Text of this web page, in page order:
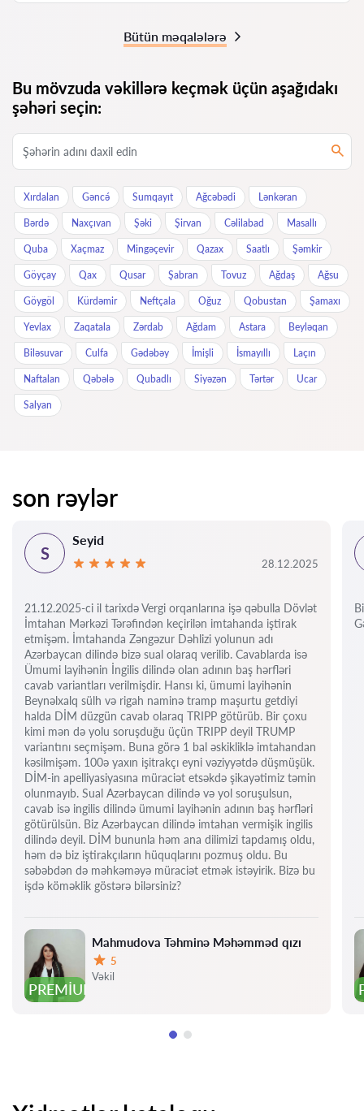
Bütün məqalələrə
Bu mövzuda vəkillərə keçmək üçün aşağıdakı
şəhəri seçin:
Xırdalan Gəncə́ Sumqayıt Ağcəbədi Lənkəran
Bərdə Naxçıvan Şəki Şirvan Cəlilabad Masallı
Quba Xaçmaz Mingəçevir Qazax Saatlı Şəmkir
Göyçay Qax Qusar Şabran Tovuz Ağdaş Ağsu
Göygöl Kürdəmir Neftçala Oğuz Qobustan Şamaxı
Yevlax Zaqatala Zərdab Ağdam Astara Beyləqan
Biləsuvar Culfa Gədəbəy İmişli İsmayıllı Laçın
Naftalan Qəbələ Qubadlı Siyəzən Tərtər Ucar
Salyan
son rəylər
PREMIUM
Mahmudova Təhminə Məhəmməd qızı
Qiymət:
5
Vəkil
S
Seyid
28.12.2025
21.12.2025-ci il tarixdə Vergi orqanlarına işə qəbulla Dövlət
İmtahan Mərkəzi Tərəfindən keçirilən imtahanda iştirak
etmişəm. İmtahanda Zəngəzur Dəhlizi yolunun adı
Azərbaycan dilində bizə sual olaraq verilib. Cavablarda isə
Ümumi layihənin İngilis dilində olan adının baş hərfləri
cavab variantları verilmişdir. Hansı ki, ümumi layihənin
Beynəlxalq sülh və rigah naminə tramp maşurtu getdiyi
halda DİM düzgün cavab olaraq TRIPP götürüb. Bir çoxu
kimi mən də yolu soruşduğu üçün TRIPP deyil TRUMP
variantını seçmişəm. Buna görə 1 bal əskikliklə imtahandan
kəsilmişəm. 100ə yaxın işitrakçı eyni vəziyyətdə düşmüşük.
DİM-in apelliyasiyasına müraciət etsəkdə şikayətimiz təmin
olunmayıb. Sual Azərbaycan dilində və yol soruşulsun,
cavab isə ingilis dilində ümumi layihənin adının baş hərfləri
götürülsün. Biz Azərbaycan dilində imtahan vermişik ingilis
dilində deyil. DİM bununla həm ana dilimizi tapdamış oldu,
həm də biz iştirakçıların hüquqlarını pozmuş oldu. Bu
səbəbdən də məhkəməyə müraciət etmək istəyirik. Bizə bu
işdə köməklik göstərə bilərsiniz?